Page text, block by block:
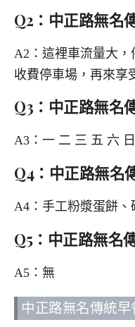
Q2：中正路無名
A2：這裡車流量大
收費停車場，再來享
Q3：中正路無名
A3：一 二 三 五 六
Q4：中正路無名
A4：手工粉漿蛋餅、
Q5：中正路無名
A5：無
中正路無名傳統早